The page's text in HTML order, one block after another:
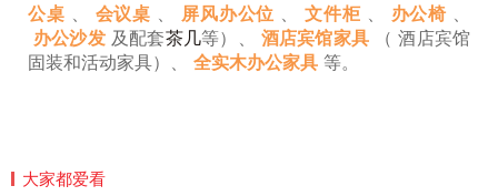
公桌
会议桌 屏风办公位 文件柜 办公椅
办公沙发 及配套茶几等）、 酒店宾馆家具 （ 酒店宾馆
固装和活动家具）、 全实木办公家具 等。
大家都爱看